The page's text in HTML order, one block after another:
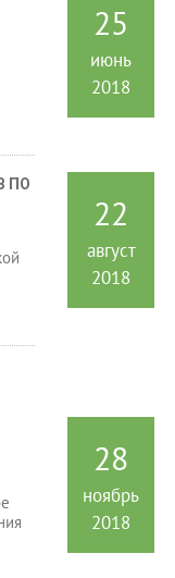
25
июнь
2018
ПО
22
август
2018
28
ноябрь
2018